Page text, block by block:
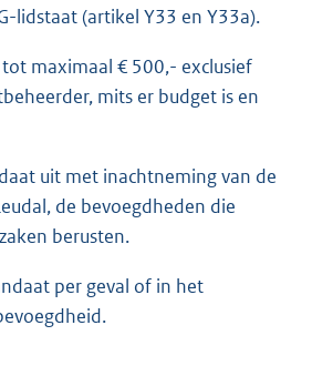
lidstaat (artikel Y33 en Y33a).
maximaal € 500,- exclusief
mits er budget is en
uit met inachtneming van de
de bevoegdheden die
berusten.
per geval of in het